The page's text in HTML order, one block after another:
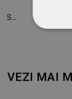
Pantofi de protecție FAST LOW S1 SRC
VEZI MAI